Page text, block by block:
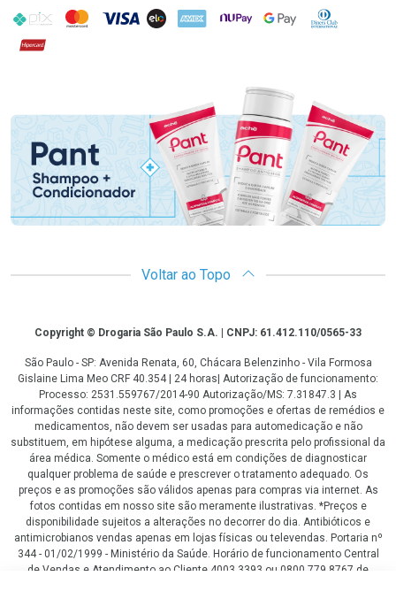
PIX MasterCard
VISA ELO AMEX NuPay Google PayDiners Club
Hipercard
Promoção em Destaque
Voltar ao Topo
CopyrightCopyright © Drogaria São Paulo S.A. | CNPJ: 61.412.110/0565-33
São Paulo - SP: Avenida Renata, 60, Chácara Belenzinho - Vila Formosa
Gislaine Lima Meo CRF 40.354 | 24 horas| Autorização de funcionamento:
Processo: 2531.559767/2014-90 Autorização/MS: 7.31847.3 | As
informações contidas neste site, como promoções e ofertas de remédios e
medicamentos, não devem ser usadas para automedicação e não
substituem, em hipótese alguma, a medicação prescrita pelo profissional da
área médica. Somente o médico está em condições de diagnosticar
qualquer problema de saúde e prescrever o tratamento adequado. Os
preços e as promoções são válidos apenas para compras via internet. As
fotos contidas em nosso site são meramente ilustrativas. *Preços e
disponibilidade sujeitos a alterações no decorrer do dia. Antibióticos e
antimicrobianos vendas apenas em lojas físicas ou televendas. Portaria nº
344 - 01/02/1999 - Ministério da Saúde. Horário de funcionamento Central
de Vendas e Atendimento ao Cliente 4003 3393 ou 0800 779 8767 de